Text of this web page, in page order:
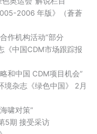
2006 年版》（蒼蒼
作机构活动”部分
中国CDM市场跟踪报
和中国 CDM项目机会”
杂志《绿色中国》 2月
啸对策”
5期 接受采访